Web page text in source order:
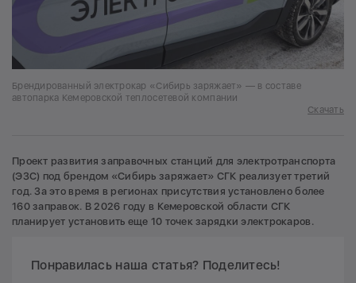
Брендированный электрокар «Сибирь заряжает» — в составе
автопарка Кемеровской теплосетевой компании
Скачать
Проект развития заправочных станций для электротранспорта
(ЭЗС) под брендом «Сибирь заряжает» СГК реализует третий
год. За это время в регионах присутствия установлено более
160 заправок. В 2026 году в Кемеровской области СГК
планирует установить еще 10 точек зарядки электрокаров.
Понравилась наша статья? Поделитесь!